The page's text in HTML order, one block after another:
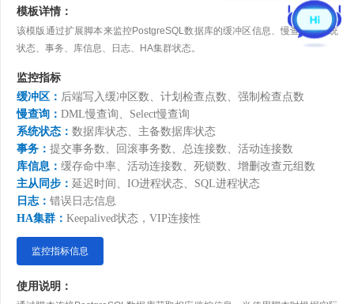
模板详情：
该模版通过扩展脚本来监控PostgreSQL数据库的缓冲区信息、慢查询、系统
状态、事务、库信息、日志、HA集群状态。
监控指标
缓冲区 ： 后端写入缓冲区数、计划检查点数、强制检查点数
慢查询 ： DML慢查询、Select慢查询
系统状态 ： 数据库状态、主备数据库状态
事务 ： 提交事务数、回滚事务数、总连接数、活动连接数
库信息 ： 缓存命中率、活动连接数、死锁数、增删改查元组数
主从同步 ： 延迟时间、IO进程状态、SQL进程状态
日志： 错误日志信息
HA集群 ： Keepalived状态，VIP连接性
监控指标信息
使用说明：